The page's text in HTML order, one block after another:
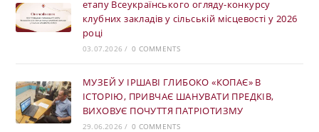
етапу Всеукраїнського огляду-конкурсу
клубних закладів у сільській місцевості у 2026
році
03.07.2026 / 0 COMMENTS
МУЗЕЙ У ІРШАВІ ГЛИБОКО «КОПАЄ» В
ІСТОРІЮ, ПРИВЧАЄ ШАНУВАТИ ПРЕДКІВ,
ВИХОВУЄ ПОЧУТТЯ ПАТРІОТИЗМУ
29.06.2026 / 0 COMMENTS